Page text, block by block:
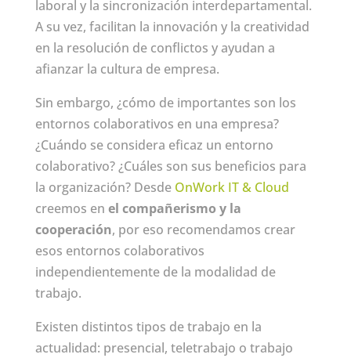
laboral y la sincronización interdepartamental.
A su vez, facilitan la innovación y la creatividad
en la resolución de conflictos y ayudan a
afianzar la cultura de empresa.
Sin embargo, ¿cómo de importantes son los
entornos colaborativos en una empresa?
¿Cuándo se considera eficaz un entorno
colaborativo? ¿Cuáles son sus beneficios para
la organización? Desde OnWork IT & Cloud
creemos en el compañerismo y la
cooperación, por eso recomendamos crear
esos entornos colaborativos
independientemente de la modalidad de
trabajo.
Existen distintos tipos de trabajo en la
actualidad: presencial, teletrabajo o trabajo